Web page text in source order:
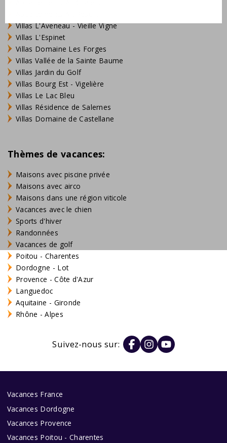
Villas L'Aveneau - Vieille Vigne
Villas L'Espinet
Villas Domaine Les Forges
Villas Vallée de la Sainte Baume
Villas Jardin du Golf
Villas Bourg Est - Vigelière
Villas Le Lac Bleu
Villas Résidence de Salernes
Villas Domaine de Castellane
Thèmes de vacances:
Maisons avec piscine privée
Maisons avec airco
Maisons dans une région viticole
Vacances avec le chien
Sports d'hiver
Randonnées
Vacances de golf
Poitou - Charentes
Dordogne - Lot
Provence - Côte d'Azur
Languedoc
Aquitaine - Gironde
Rhône - Alpes
Suivez-nous sur:
Vacances France
Vacances Dordogne
Vacances Provence
Vacances Poitou - Charentes